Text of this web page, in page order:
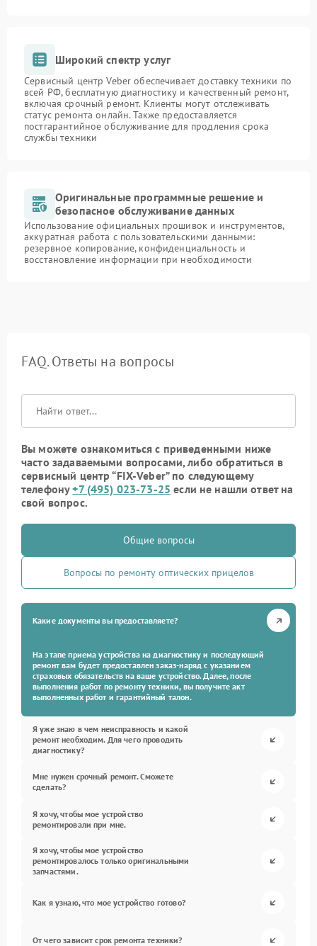
Широкий спектр услуг
Сервисный центр Veber обеспечивает доставку техники по
всей РФ, бесплатную диагностику и качественный ремонт,
включая срочный ремонт. Клиенты могут отслеживать
статус ремонта онлайн. Также предоставляется
постгарантийное обслуживание для продления срока
службы техники
Оригинальные программные решение и
безопасное обслуживание данных
Использование официальных прошивок и инструментов,
аккуратная работа с пользовательскими данными:
резервное копирование, конфиденциальность и
восстановление информации при необходимости
FAQ. Ответы на вопросы
Вы можете ознакомиться с приведенными ниже
часто задаваемыми вопросами, либо обратиться в
сервисный центр “FIX-Veber” по следующему
телефону+7 (495) 023-73-25 если не нашли ответ на
свой вопрос.
Общие вопросы
Вопросы по ремонту оптических прицелов
Какие документы вы предоставляете?
На этапе приема устройства на диагностику и последующий
ремонт вам будет предоставлен заказ-наряд с указанием
страховых обязательств на ваше устройство. Далее, после
выполнения работ по ремонту техники, вы получите акт
выполненных работ и гарантийный талон.
Я уже знаю в чем неисправность и какой
ремонт необходим. Для чего проводить
диагностику?
Мне нужен срочный ремонт. Сможете
сделать?
Я хочу, чтобы мое устройство
ремонтировали при мне.
Я хочу, чтобы мое устройство
ремонтировалось только оригинальными
запчастями.
Как я узнаю, что мое устройство готово?
От чего зависит срок ремонта техники?